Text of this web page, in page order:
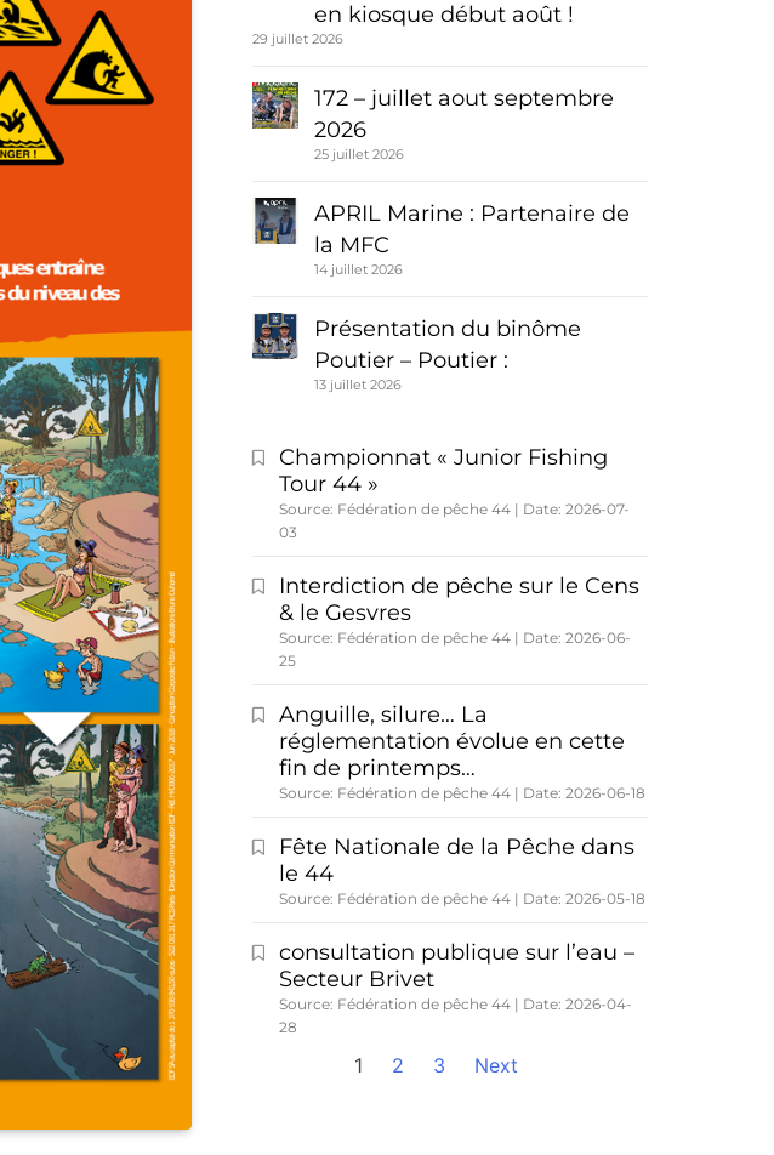
en kiosque début août !
29 juillet 2026
172 – juillet aout septembre
2026
25 juillet 2026
APRIL Marine : Partenaire de
la MFC
14 juillet 2026
Présentation du binôme
Poutier – Poutier :
13 juillet 2026
Championnat « Junior Fishing
Tour 44 »
Source: Fédération de pêche 44
Date: 2026-07-
03
Interdiction de pêche sur le Cens
& le Gesvres
Source: Fédération de pêche 44
Date: 2026-06-
25
Anguille, silure… La
réglementation évolue en cette
fin de printemps…
Source: Fédération de pêche 44 Date: 2026-06-18
Fête Nationale de la Pêche dans
le 44
Source: Fédération de pêche 44 Date: 2026-05-18
consultation publique sur l’eau –
Secteur Brivet
Source: Fédération de pêche 44
Date: 2026-04-
28
1 2 3 Next